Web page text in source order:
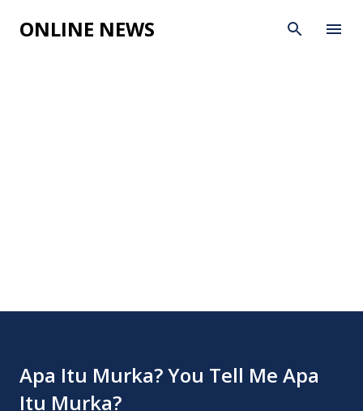
Skip to main content
ONLINE NEWS
Apa Itu Murka? You Tell Me Apa
Itu Murka?